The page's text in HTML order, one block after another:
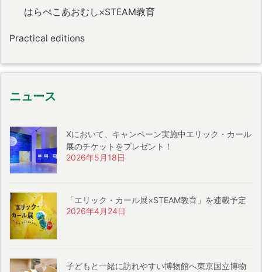
はらぺこあおむし×STEAM教育
Practical editions
ニュース
Xにおいて、キャンペーン実施中エリック・カール
展のチケットをプレゼント！
2026年5月18日
「エリック・カール展×STEAM教育」を連載予定
2026年4月24日
子どもと一緒に訪れやすい博物館へ東京国立博物